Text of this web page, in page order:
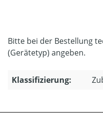
Bitte bei der Bestellung
(Gerätetyp) angeben.
Klassifizierung: